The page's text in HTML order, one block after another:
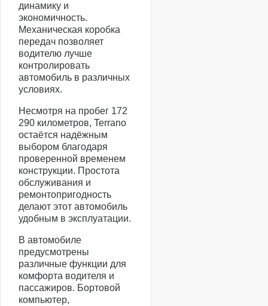
динамику и
экономичность.
Механическая коробка
передач позволяет
водителю лучше
контролировать
автомобиль в различных
условиях.
Несмотря на пробег 172
290 километров, Terrano
остаётся надёжным
выбором благодаря
проверенной временем
конструкции. Простота
обслуживания и
ремонтопригодность
делают этот автомобиль
удобным в эксплуатации.
В автомобиле
предусмотрены
различные функции для
комфорта водителя и
пассажиров. Бортовой
компьютер,